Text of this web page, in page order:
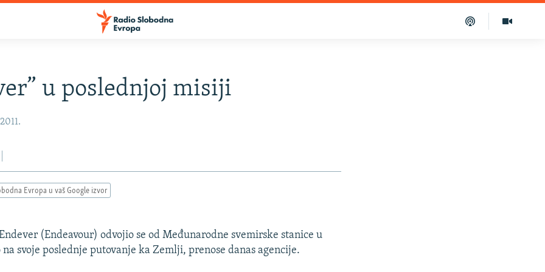
u poslednjoj misiji
Evropa u vaš Google izvor
(Endeavour) odvojio se od Međunarodne svemirske stanice u
svoje poslednje putovanje ka Zemlji, prenose danas agencije.